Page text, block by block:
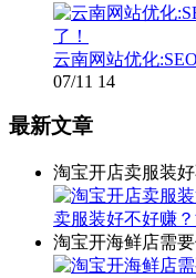
云南网站优化
07/11 14
最新文章
淘宝开店卖服装
卖服装好不好赚
淘宝开海鲜店需